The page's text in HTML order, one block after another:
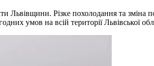
Львівщини. Різке похолодання та
умов на всій території Львівської